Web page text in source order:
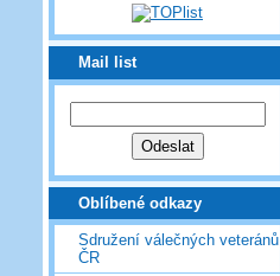
Mail list
Oblíbené odkazy
Sdružení válečných veteránů
ČR